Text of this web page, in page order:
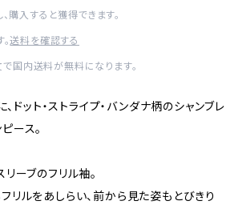
、購入すると獲得できます。
送料を確認する
国内送料が無料になります。
ドット・ストライプ・バンダナ柄のシャンブレ
ース。
ーブのフリル袖。
リルをあしらい、前から見た姿もとびきり